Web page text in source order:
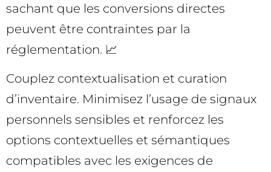
sachant que les conversions directes
peuvent être contraintes par la
réglementation. 📈
Couplez contextualisation et curation
d’inventaire. Minimisez l’usage de signaux
personnels sensibles et renforcez les
options contextuelles et sémantiques
compatibles avec les exigences de